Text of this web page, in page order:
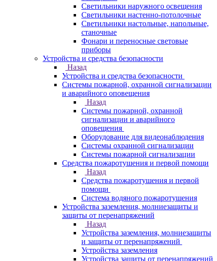
Светильники наружного освещения
Светильники настенно-потолочные
Светильники настольные, напольные,
станочные
Фонари и переносные световые
приборы
Устройства и средства безопасности
Назад
Устройства и средства безопасности
Системы пожарной, охранной сигнализации
и аварийного оповещения
Назад
Системы пожарной, охранной
сигнализации и аварийного
оповещения
Оборудование для видеонаблюдения
Системы охранной сигнализации
Системы пожарной сигнализации
Средства пожаротушения и первой помощи
Назад
Средства пожаротушения и первой
помощи
Система водяного пожаротушения
Устройства заземления, молниезащиты и
защиты от перенапряжений
Назад
Устройства заземления, молниезащиты
и защиты от перенапряжений
Устройства заземления
Устройства защиты от перенапряжений